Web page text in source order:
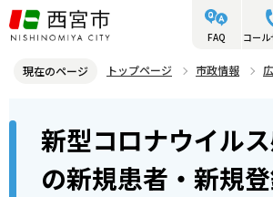
こ
の
ジ
FAQ コール
現在のページ トップページ 市政情報
新型コロナウイルス感染症の新規患者・新規登録
て（2023年3月20日発表分）
新型コロナウイル
の新規患者・新規